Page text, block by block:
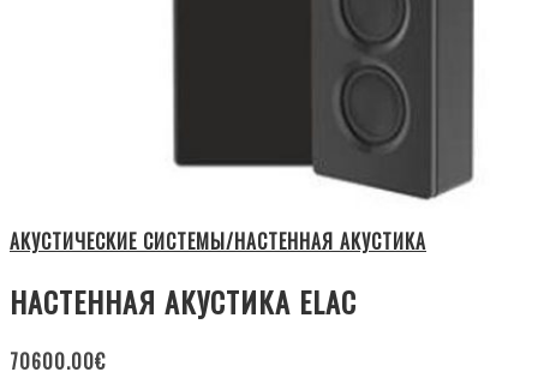
АКУСТИЧЕСКИЕ СИСТЕМЫ/НАСТЕННАЯ АКУСТИКА
НАСТЕННАЯ АКУСТИКА ELAC
70600.00€